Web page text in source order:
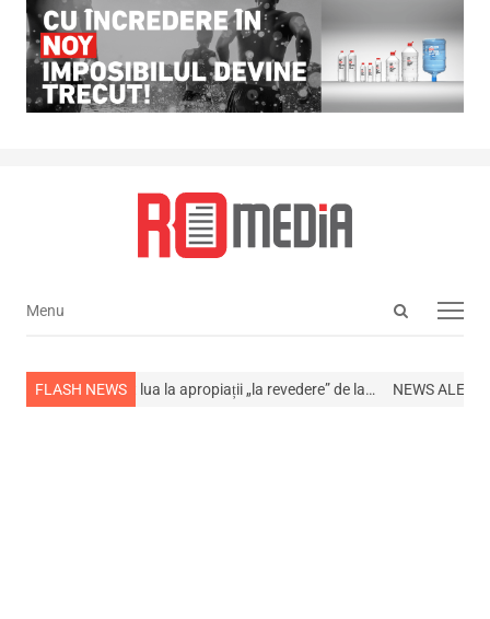
Open
Menu
Menu
FLASH NEWS
Cum își pot lua la apropiații „la revedere” de la… NEWS ALERT! A